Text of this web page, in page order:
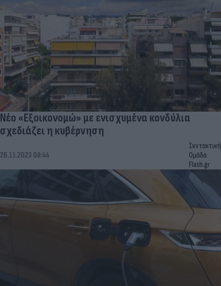
Νέο «Εξοικονομώ» με ενισχυμένα κονδύλια
σχεδιάζει η κυβέρνηση
26.11.2023 08:44
Συντακτική
Ομάδα
Flash.gr